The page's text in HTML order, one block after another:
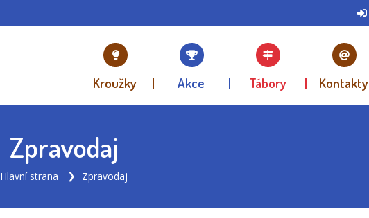
Kroužky Akce Tábory Kontakty
Zpravodaj
Hlavní strana Zpravodaj